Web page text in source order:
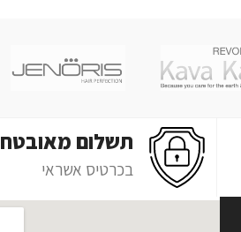
תשלום מאובטח
בכרטיס אשראי